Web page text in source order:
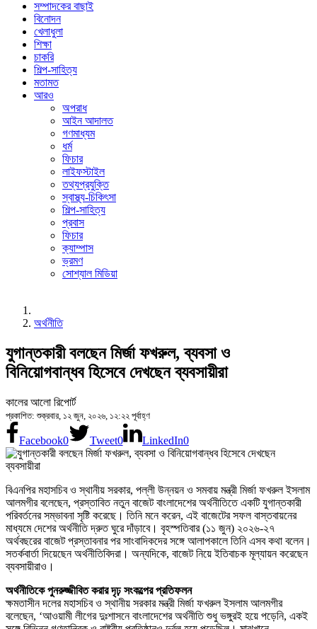
সম্পাদকের বাছাই
বিনোদন
খেলাধুলা
শিক্ষা
চাকরি
শিল্প-সাহিত্য
মতামত
আরও
অপরাধ
আইন আদালত
গণমাধ্যম
ধর্ম
ফিচার
লাইফস্টাইল
তথ্যপ্রযুক্তি
স্বাস্থ্য-চিকিৎসা
শিল্প-সাহিত্য
প্রবাস
ফিচার
ক্যাম্পাস
ভ্রমণ
সোশ্যাল মিডিয়া
অর্থনীতি
যুগান্তকারী বলছেন মির্জা ফখরুল, ব্যবসা ও
বিনিয়োগবান্ধব হিসেবে দেখছেন ব্যবসায়ীরা
কালের আলো রিপোর্ট
প্রকাশিত: শুক্রবার, ১২ জুন, ২০২৬, ১২:২২ পূর্বাহ্ণ
Facebook0 Tweet0 LinkedIn0
বিএনপির মহাসচিব ও স্থানীয় সরকার, পল্লী উন্নয়ন ও সমবায় মন্ত্রী মির্জা ফখরুল ইসলাম
আলমগীর বলেছেন, প্রস্তাবিত নতুন বাজেট বাংলাদেশের অর্থনীতিতে একটি যুগান্তকারী
পরিবর্তনের সম্ভাবনা সৃষ্টি করেছে। তিনি মনে করেন, এই বাজেটের সফল বাস্তবায়নের
মাধ্যমে দেশের অর্থনীতি দ্রুত ঘুরে দাঁড়াবে। বৃহস্পতিবার (১১ জুন) ২০২৬-২৭
অর্থবছরের বাজেট প্রস্তাবনার পর সাংবাদিকদের সঙ্গে আলাপকালে তিনি এসব কথা বলেন।
সতর্কবার্তা দিয়েছেন অর্থনীতিবিদরা। অন্যদিকে, বাজেট নিয়ে ইতিবাচক মূল্যায়ন করেছেন
ব্যবসায়ীরাও।
অর্থনীতিকে পুনরুজ্জীবিত করার দৃঢ় সংকল্পের প্রতিফলন
ক্ষমতাসীন দলের মহাসচিব ও স্থানীয় সরকার মন্ত্রী মির্জা ফখরুল ইসলাম আলমগীর
বলেছেন, ‘আওয়ামী লীগের দুঃশাসনে বাংলাদেশের অর্থনীতি শুধু ভঙ্গুরই হয়ে পড়েনি, একই